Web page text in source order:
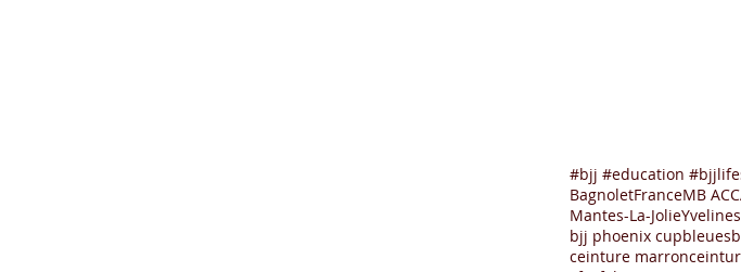
BagnoletFranceMB
Mantes-La-JolieYvelines
bjj phoenix cupbleues
ceinture marron